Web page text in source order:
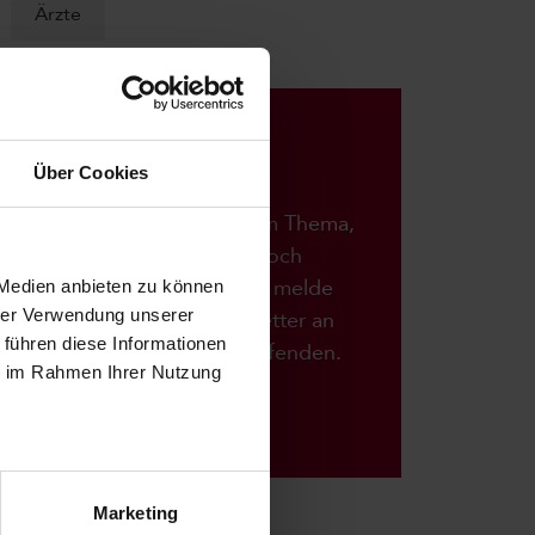
Über Cookies
anbieten zu können
Verwendung unserer
diese Informationen
Rahmen Ihrer Nutzung
Marketing
Ärzte
BLEIB AUF DEM
LAUFENDEN:
Du hast Fragen zu einem Thema,
Wünsche worüber wir noch
berichten dürfen? Dann melde
dich für unseren Newsletter an
und bleibe auf dem Laufenden.